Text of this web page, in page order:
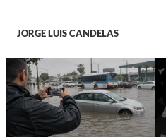
JORGE LUIS CANDELAS